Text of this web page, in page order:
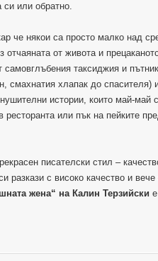
си или обратно.
че някои са просто малко над
отчаяната от живота и
самовглъбения таксиджия и
смахнатия хлапак до спасителя)
истории, които май-май
или пък на пейките
писателски стил –
разкази с високо качество и
жена“ на Калин Терзийски